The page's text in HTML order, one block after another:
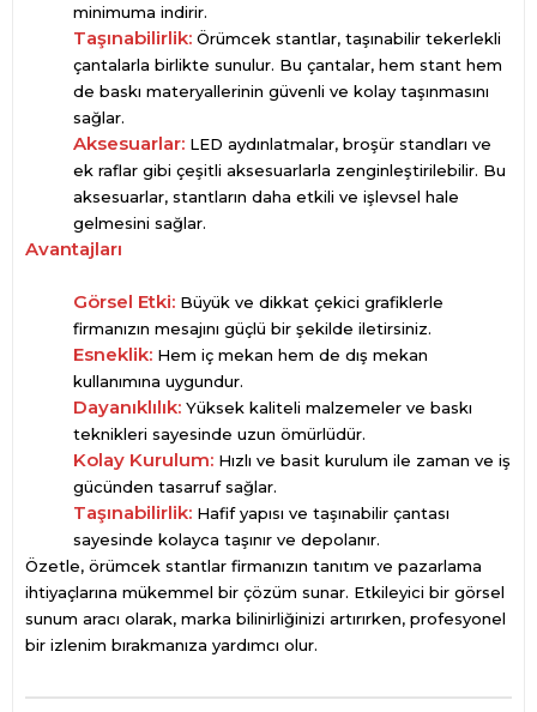
minimuma indirir.
Taşınabilirlik: Örümcek stantlar, taşınabilir tekerlekli
çantalarla birlikte sunulur. Bu çantalar, hem stant hem
de baskı materyallerinin güvenli ve kolay taşınmasını
sağlar.
Aksesuarlar: LED aydınlatmalar, broşür standları ve
ek raflar gibi çeşitli aksesuarlarla zenginleştirilebilir. Bu
aksesuarlar, stantların daha etkili ve işlevsel hale
gelmesini sağlar.
Avantajları
Görsel Etki: Büyük ve dikkat çekici grafiklerle
firmanızın mesajını güçlü bir şekilde iletirsiniz.
Esneklik: Hem iç mekan hem de dış mekan
kullanımına uygundur.
Dayanıklılık: Yüksek kaliteli malzemeler ve baskı
teknikleri sayesinde uzun ömürlüdür.
Kolay Kurulum: Hızlı ve basit kurulum ile zaman ve iş
gücünden tasarruf sağlar.
Taşınabilirlik: Hafif yapısı ve taşınabilir çantası
sayesinde kolayca taşınır ve depolanır.
Özetle, örümcek stantlar firmanızın tanıtım ve pazarlama
ihtiyaçlarına mükemmel bir çözüm sunar. Etkileyici bir görsel
sunum aracı olarak, marka bilinirliğinizi artırırken, profesyonel
bir izlenim bırakmanıza yardımcı olur.